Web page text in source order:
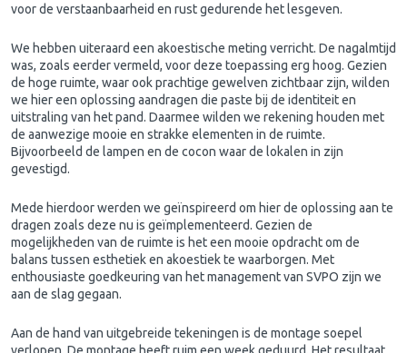
voor de verstaanbaarheid en rust gedurende het lesgeven.
We hebben uiteraard een akoestische meting verricht. De nagalmtijd
was, zoals eerder vermeld, voor deze toepassing erg hoog. Gezien
de hoge ruimte, waar ook prachtige gewelven zichtbaar zijn, wilden
we hier een oplossing aandragen die paste bij de identiteit en
uitstraling van het pand. Daarmee wilden we rekening houden met
de aanwezige mooie en strakke elementen in de ruimte.
Bijvoorbeeld de lampen en de cocon waar de lokalen in zijn
gevestigd.
Mede hierdoor werden we geïnspireerd om hier de oplossing aan te
dragen zoals deze nu is geïmplementeerd. Gezien de
mogelijkheden van de ruimte is het een mooie opdracht om de
balans tussen esthetiek en akoestiek te waarborgen. Met
enthousiaste goedkeuring van het management van SVPO zijn we
aan de slag gegaan.
Aan de hand van uitgebreide tekeningen is de montage soepel